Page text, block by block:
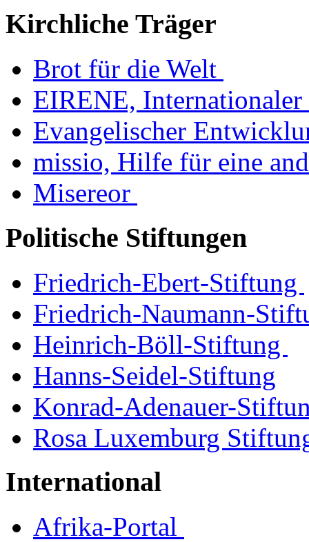
Kirchliche Träger
Brot für die Welt
EIRENE,
Evangelischer
missio, Hilfe für eine
Misereor
Politische Stiftungen
Friedrich-Ebert-Stiftung
Friedrich-Naumann-
Heinrich-Böll-Stiftung
Hanns-Seidel-Stiftung
Konrad-Adenauer-
Rosa Luxemburg
International
Afrika-Portal